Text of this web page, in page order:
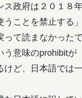
ス政府は２０１８
うことを禁止する」
って読まなかった
う意味のprohibitが
けど、日本語では